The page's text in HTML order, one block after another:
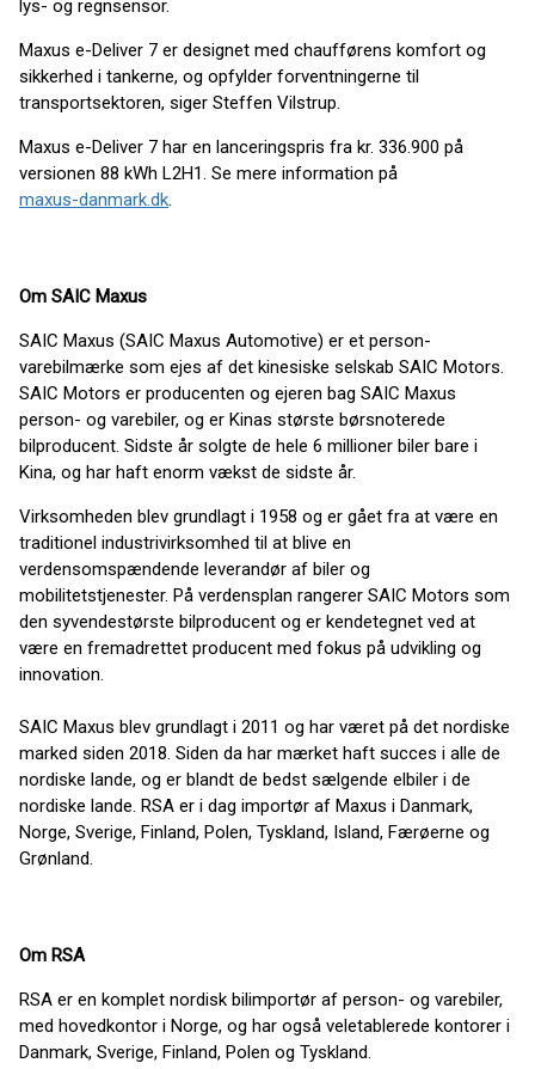
lys- og regnsensor.
Maxus e-Deliver 7 er designet med chaufførens komfort og
sikkerhed i tankerne, og opfylder forventningerne til
transportsektoren, siger Steffen Vilstrup.
Maxus e-Deliver 7 har en lanceringspris fra kr. 336.900 på
versionen 88 kWh L2H1. Se mere information på
maxus-danmark.dk.
Om SAIC Maxus
SAIC Maxus (SAIC Maxus Automotive) er et person-
varebilmærke som ejes af det kinesiske selskab SAIC Motors.
SAIC Motors er producenten og ejeren bag SAIC Maxus
person- og varebiler, og er Kinas største børsnoterede
bilproducent. Sidste år solgte de hele 6 millioner biler bare i
Kina, og har haft enorm vækst de sidste år.
Virksomheden blev grundlagt i 1958 og er gået fra at være en
traditionel industrivirksomhed til at blive en
verdensomspændende leverandør af biler og
mobilitetstjenester. På verdensplan rangerer SAIC Motors som
den syvendestørste bilproducent og er kendetegnet ved at
være en fremadrettet producent med fokus på udvikling og
innovation.
SAIC Maxus blev grundlagt i 2011 og har været på det nordiske
marked siden 2018. Siden da har mærket haft succes i alle de
nordiske lande, og er blandt de bedst sælgende elbiler i de
nordiske lande. RSA er i dag importør af Maxus i Danmark,
Norge, Sverige, Finland, Polen, Tyskland, Island, Færøerne og
Grønland.
Om RSA
RSA er en komplet nordisk bilimportør af person- og varebiler,
med hovedkontor i Norge, og har også veletablerede kontorer i
Danmark, Sverige, Finland, Polen og Tyskland.